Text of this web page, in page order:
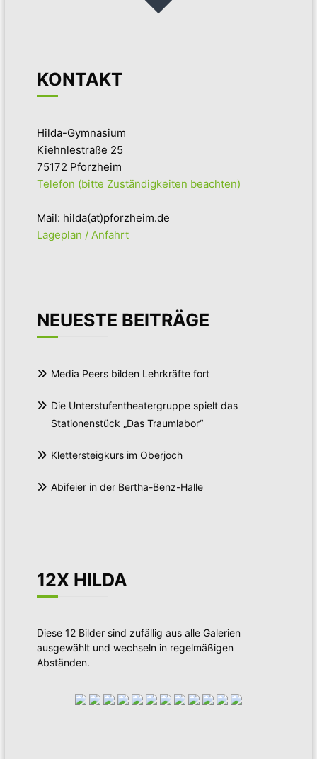
KONTAKT
Hilda-Gymnasium
Kiehnlestraße 25
75172 Pforzheim
Telefon (bitte Zuständigkeiten beachten)
Mail: hilda(at)pforzheim.de
Lageplan / Anfahrt
NEUESTE BEITRÄGE
Media Peers bilden Lehrkräfte fort
Die Unterstufentheatergruppe spielt das
Stationenstück „Das Traumlabor“
Klettersteigkurs im Oberjoch
Abifeier in der Bertha-Benz-Halle
12X HILDA
Diese 12 Bilder sind zufällig aus alle Galerien
ausgewählt und wechseln in regelmäßigen
Abständen.